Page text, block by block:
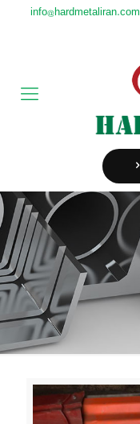
info@hardmetaliran.com